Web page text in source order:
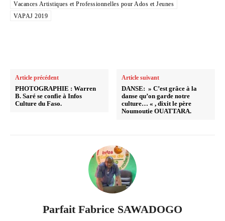
Vacances Artistiques et Professionnelles pour Ados et Jeunes
VAPAJ 2019
Article précédent
PHOTOGRAPHIE : Warren
B. Saré se confie à Infos
Culture du Faso.
Article suivant
DANSE: » C’est grâce à la
danse qu’on garde notre
culture… « , dixit le père
Noumoutie OUATTARA.
Parfait Fabrice SAWADOGO